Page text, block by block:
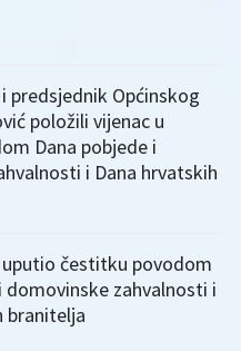
predsjednik Općinskog
položili vijenac u
Dana pobjede i
i Dana hrvatskih
uputio čestitku povodom
domovinske zahvalnosti i
branitelja